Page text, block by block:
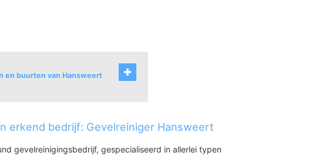
en buurten van Hansweert
erkend bedrijf: Gevelreiniger Hansweert
gevelreinigingsbedrijf, gespecialiseerd in allerlei typen